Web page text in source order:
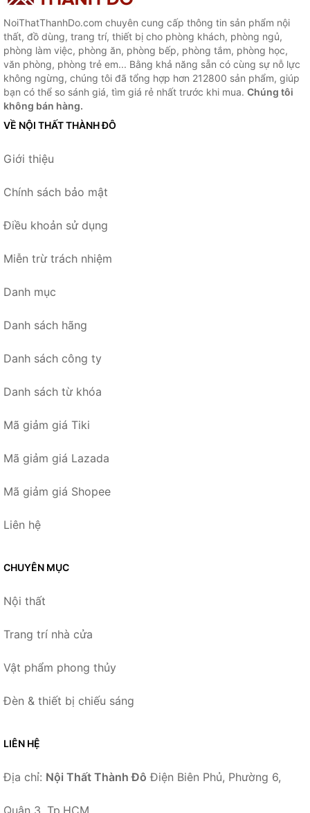
NoiThatThanhDo.com chuyên cung cấp thông tin sản phẩm nội
thất, đồ dùng, trang trí, thiết bị cho phòng khách, phòng ngủ,
phòng làm việc, phòng ăn, phòng bếp, phòng tắm, phòng học,
văn phòng, phòng trẻ em... Bằng khả năng sẵn có cùng sự nỗ lực
không ngừng, chúng tôi đã tổng hợp hơn 212800 sản phẩm, giúp
bạn có thể so sánh giá, tìm giá rẻ nhất trước khi mua. Chúng tôi
không bán hàng.
VỀ NỘI THẤT THÀNH ĐÔ
Giới thiệu
Chính sách bảo mật
Điều khoản sử dụng
Miễn trừ trách nhiệm
Danh mục
Danh sách hãng
Danh sách công ty
Danh sách từ khóa
Mã giảm giá Tiki
Mã giảm giá Lazada
Mã giảm giá Shopee
Liên hệ
CHUYÊN MỤC
Nội thất
Trang trí nhà cửa
Vật phẩm phong thủy
Đèn & thiết bị chiếu sáng
LIÊN HỆ
Địa chỉ: Nội Thất Thành Đô Điện Biên Phủ, Phường 6,
Quận 3, Tp.HCM